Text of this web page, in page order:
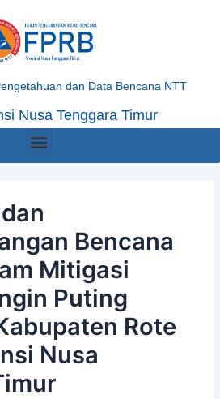
dan Data Bencana NTT
Nusa Tenggara Timur
Menu
Bencana
Mitigasi
Puting
Rote
Nusa